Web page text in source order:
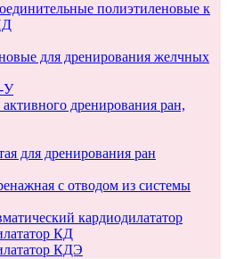
полиэтиленовые к
для дренирования желчных
У
активного дренирования ран,
для дренирования ран
с отводом из системы
кардиодилататор
КД
КДЭ